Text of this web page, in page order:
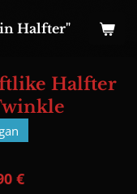
Halfter"
Halfter
€